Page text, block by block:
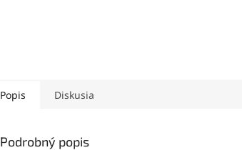
Popis Diskusia
Podrobný popis